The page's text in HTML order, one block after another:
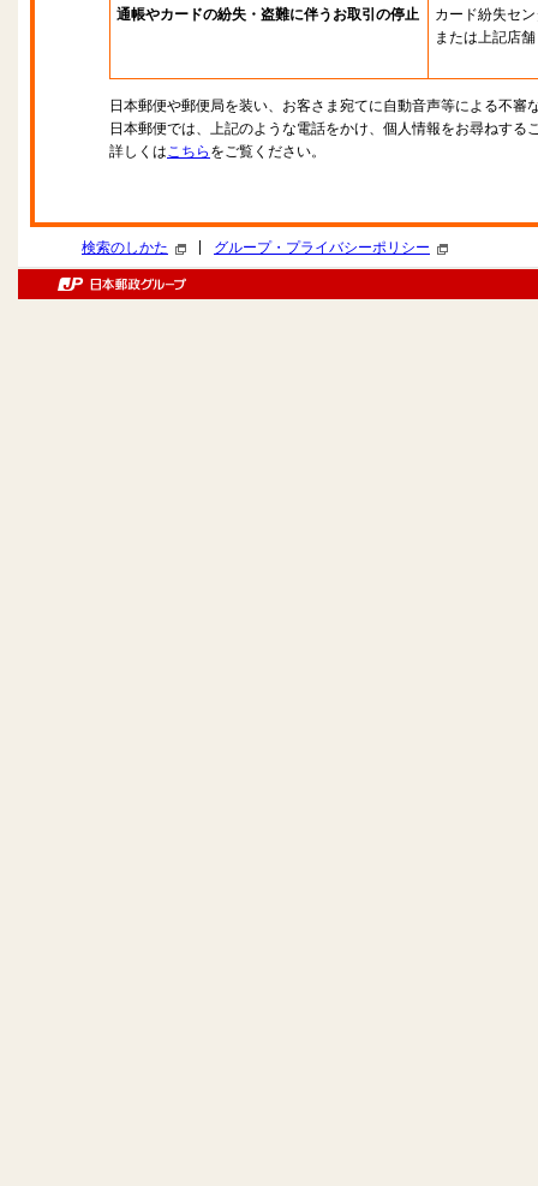
通帳やカードの紛失・盗難に伴うお取引の停止
カード紛失セ
または上記店舗
日本郵便や郵便局を装い、お客さま宛てに自動音声等による不審
日本郵便では、上記のような電話をかけ、個人情報をお尋ねする
詳しくはこちら をご覧ください。
検索のしかた グループ・プライバシーポリシー